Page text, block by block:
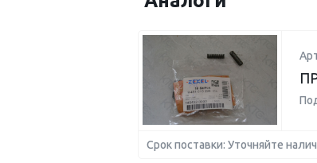
Срок поставки: Уточняйте